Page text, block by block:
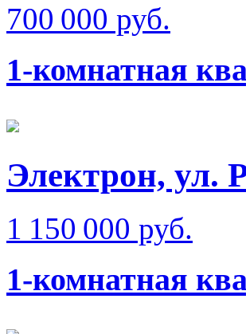
700 000 руб.
1-комнатная
Электрон, ул.
1 150 000 руб.
1-комнатная